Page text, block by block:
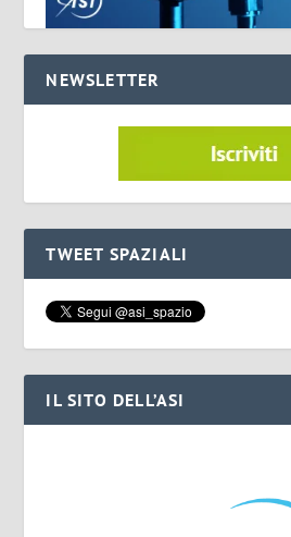
NEWSLETTER
TWEET SPAZIALI
IL SITO DELL’ASI